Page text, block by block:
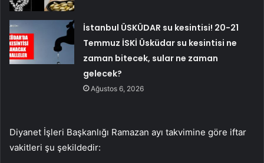
İstanbul ÜSKÜDAR su kesintisi! 20-21
Temmuz İSKİ Üsküdar su kesintisi ne
zaman bitecek, sular ne zaman
gelecek?
Ağustos 6, 2026
Diyanet İşleri Başkanlığı Ramazan ayı takvimine göre iftar
vakitleri şu şekildedir: